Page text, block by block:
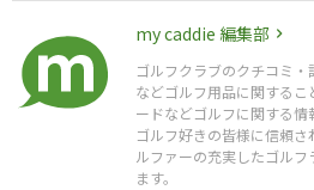
my caddie 編集部
ゴルフクラブのクチコミ
などゴルフ用品に関する
ードなどゴルフに関する情
ゴルフ好きの皆様に信頼
ルファーの充実したゴル
ます。